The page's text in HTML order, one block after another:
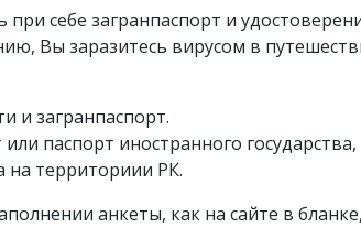
себе загранпаспорт и
Вы заразитесь вирусом в
и загранпаспорт.
паспорт иностранного
на территориии РК.
анкеты, как на сайте в